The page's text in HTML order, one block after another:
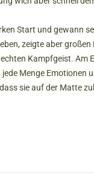
Start und gewann
zeigte aber
Kampfgeist. Am
Menge Emotionen
sie auf der Matte